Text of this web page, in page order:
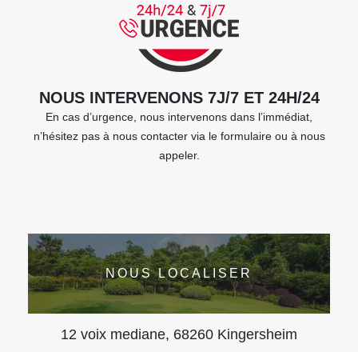
NOUS INTERVENONS 7J/7 ET 24H/24
En cas d’urgence, nous intervenons dans l’immédiat,
n’hésitez pas à nous contacter via le formulaire ou à nous
appeler.
NOUS LOCALISER
12 voix mediane, 68260 Kingersheim